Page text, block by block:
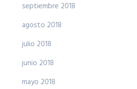
septiembre 2018
agosto 2018
julio 2018
junio 2018
mayo 2018